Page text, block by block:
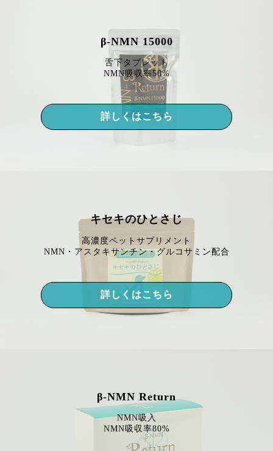
β-NMN 15000
舌下タブレット
NMN吸収率50%
詳しくはこちら
キセキのひとさじ
高濃度ペットサプリメント
NMN・アスタキサンチン・グルコサミン配合
詳しくはこちら
β-NMN Return
NMN吸入
NMN吸収率80%